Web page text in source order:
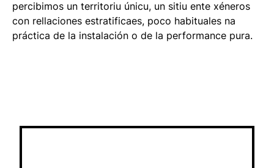
percibimos un territoriu únicu, un sitiu ente xéneros
con rellaciones estratificaes, poco habituales na
práctica de la instalación o de la performance pura.